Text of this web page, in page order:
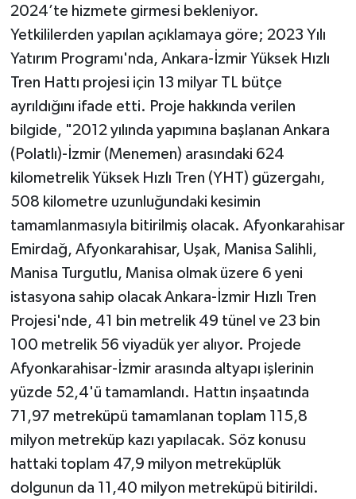
2024’te hizmete girmesi bekleniyor.
Yetkililerden yapılan açıklamaya göre; 2023 Yılı
Yatırım Programı'nda, Ankara-İzmir Yüksek Hızlı
Tren Hattı projesi için 13 milyar TL bütçe
ayrıldığını ifade etti. Proje hakkında verilen
bilgide, "2012 yılında yapımına başlanan Ankara
(Polatlı)-İzmir (Menemen) arasındaki 624
kilometrelik Yüksek Hızlı Tren (YHT) güzergahı,
508 kilometre uzunluğundaki kesimin
tamamlanmasıyla bitirilmiş olacak. Afyonkarahisar
Emirdağ, Afyonkarahisar, Uşak, Manisa Salihli,
Manisa Turgutlu, Manisa olmak üzere 6 yeni
istasyona sahip olacak Ankara-İzmir Hızlı Tren
Projesi'nde, 41 bin metrelik 49 tünel ve 23 bin
100 metrelik 56 viyadük yer alıyor. Projede
Afyonkarahisar-İzmir arasında altyapı işlerinin
yüzde 52,4'ü tamamlandı. Hattın inşaatında
71,97 metreküpü tamamlanan toplam 115,8
milyon metreküp kazı yapılacak. Söz konusu
hattaki toplam 47,9 milyon metreküplük
dolgunun da 11,40 milyon metreküpü bitirildi.